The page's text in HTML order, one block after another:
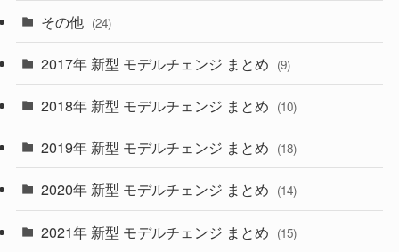
(4)
(30)
(27)
(33)
(10)
(35)
(10)
その他 (24)
2017年 新型 モデルチェンジ まとめ (9)
2018年 新型 モデルチェンジ まとめ (10)
2019年 新型 モデルチェンジ まとめ (18)
2020年 新型 モデルチェンジ まとめ (14)
2021年 新型 モデルチェンジ まとめ (15)